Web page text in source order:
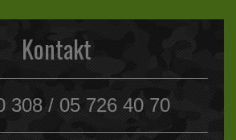
Kontakt
308 / 05 726 40 70